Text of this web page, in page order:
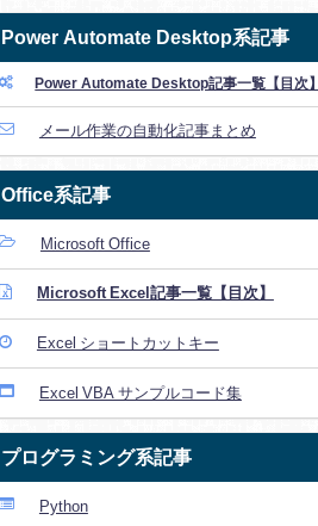
Power Automate Desktop系記事
Power Automate Desktop記事一覧【目次】
メール作業の自動化記事まとめ
Office系記事
Microsoft Office
Microsoft Excel記事一覧【目次】
Excel ショートカットキー
Excel VBA サンプルコード集
プログラミング系記事
Python